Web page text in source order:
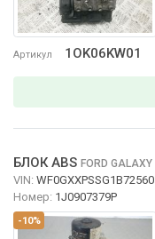
Артикул 1OK06KW01
-10%
БЛОК ABS FORD GALAXY
VIN: WF0GXXPSSG1B72560
Номер: 1J0907379P